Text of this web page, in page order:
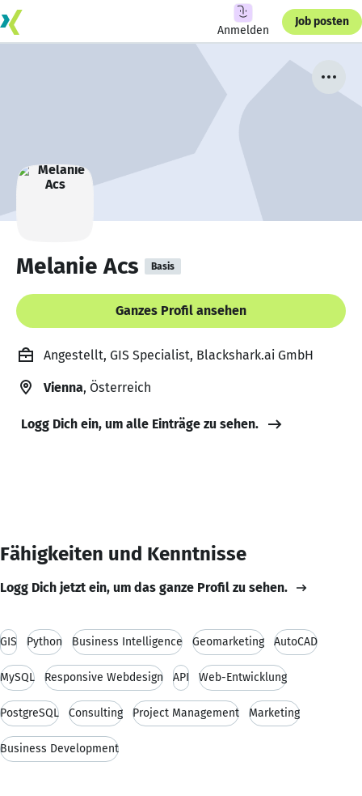
Anmelden
Job posten
Melanie Acs Basis
Ganzes Profil ansehen
Angestellt, GIS Specialist, Blackshark.ai GmbH
Vienna, Österreich
Logg Dich ein, um alle Einträge zu sehen.
Fähigkeiten und Kenntnisse
Logg Dich jetzt ein, um das ganze Profil zu sehen.
GIS Python Business Intelligence Geomarketing AutoCAD
MySQL Responsive Webdesign API Web-Entwicklung
PostgreSQL Consulting Project Management Marketing
Business Development